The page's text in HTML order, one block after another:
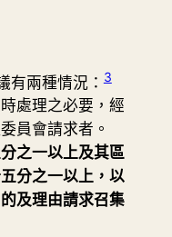
有兩種情況：3
處理之必要，經
員會請求者。
之一以上及其區
分之一以上，以
及理由請求召集